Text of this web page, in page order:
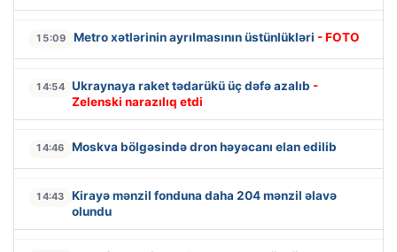
15:09 Metro xətlərinin ayrılmasının üstünlükləri - FOTO
14:54 Ukraynaya raket tədarükü üç dəfə azalıb -
Zelenski narazılıq etdi
14:46 Moskva bölgəsində dron həyəcanı elan edilib
14:43
Kirayə mənzil fonduna daha 204 mənzil əlavə
olundu